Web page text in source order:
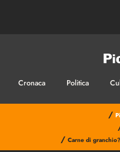
Cronaca Politica
/
/ Carne di